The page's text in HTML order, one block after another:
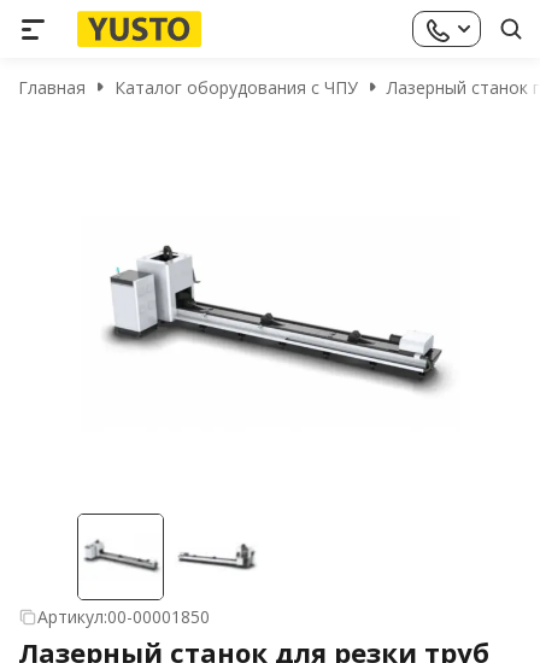
Главная Каталог оборудования с ЧПУ Лазерный станок
Артикул:00-00001850
Лазерный станок для резки труб